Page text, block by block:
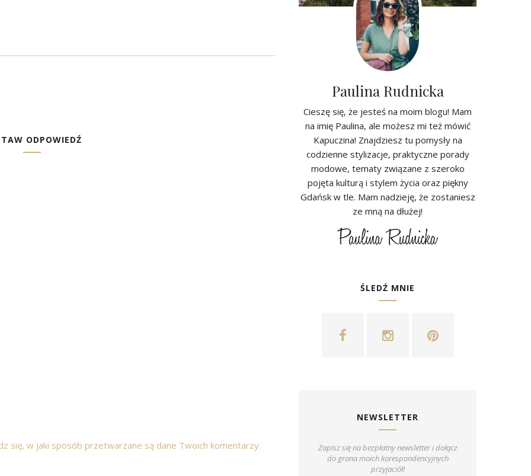
ODPOWIEDŹ
się, w jaki sposób przetwarzane są dane Twoich komentarzy.
Paulina Rudnicka
Cieszę się, że jesteś na moim blogu! Mam
na imię Paulina, ale możesz mi też mówić
Kapuczina! Znajdziesz tu pomysły na
codzienne stylizacje, praktyczne porady
modowe, tematy związane z szeroko
pojęta kulturą i stylem życia oraz piękny
Gdańsk w tle. Mam nadzieję, że zostaniesz
ze mną na dłużej!
ŚLEDŹ MNIE
NEWSLETTER
Zapisz się na bezpłatny newsletter i dołącz
do grona moich korespondencyjnych
przyjaciół!